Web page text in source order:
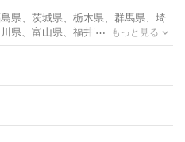
県、茨城県、栃木県、群馬県、埼
県、富山県、福井県、新潟県、長
、三重県、滋賀県、京都府、大阪
島根県、岡山県、広島県、山口
長崎県、熊本県、大分県、鹿児島
もっと見る